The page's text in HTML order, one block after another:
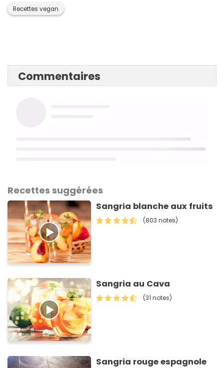
Recettes vegan
Commentaires
Recettes suggérées
Sangria blanche aux fruits
(803 notes)
Sangria au Cava
(31 notes)
Sangria rouge espagnole